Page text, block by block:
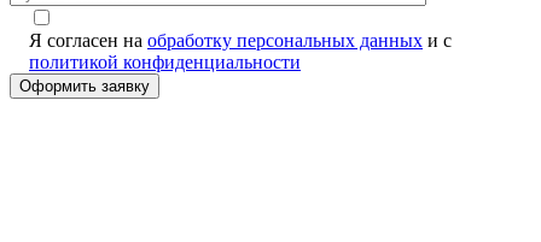
Я согласен на обработку персональных данных и с
политикой конфиденциальности